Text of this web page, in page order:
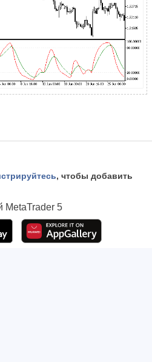
, чтобы добавить
MetaTrader 5